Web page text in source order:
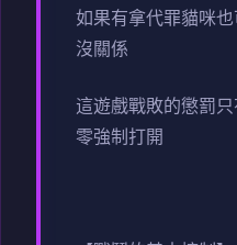
如果有拿代罪貓咪
沒關係
這遊戲戰敗的懲罰
零強制打開